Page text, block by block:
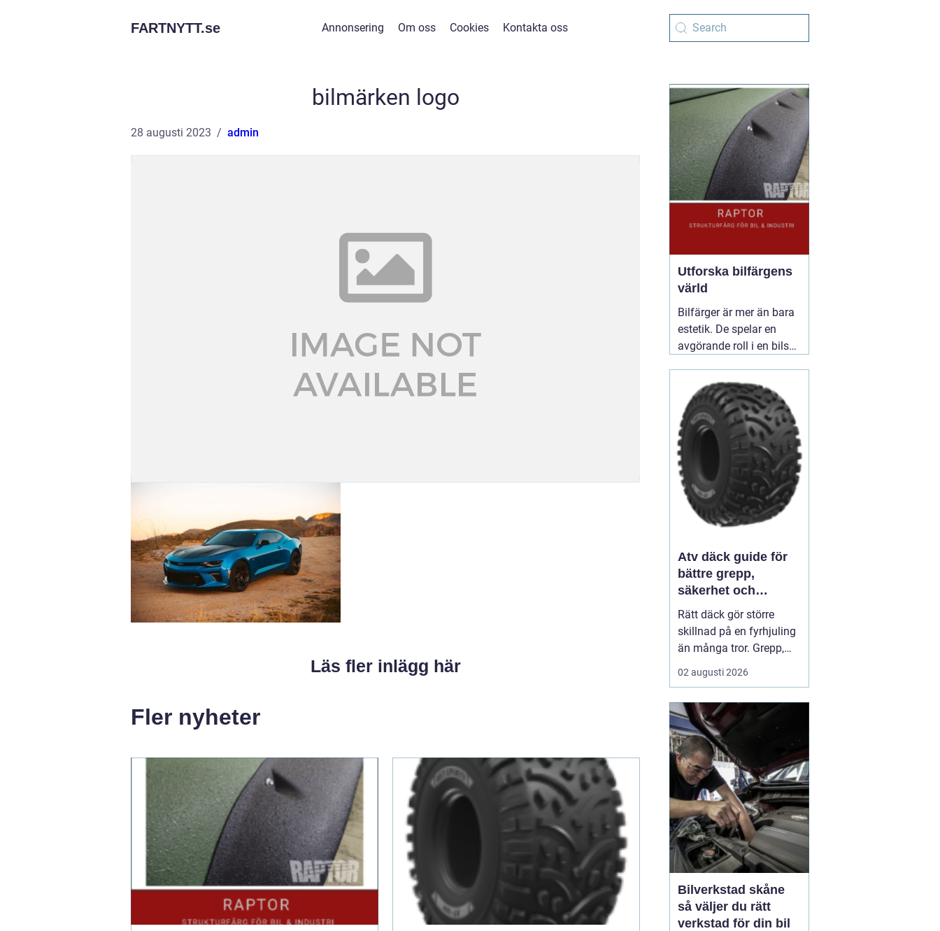
FARTNYTT.se Annonsering Om oss Cookies Kontakta oss
bilmärken logo
28 augusti 2023 admin
Läs fler inlägg här
Fler nyheter
Utforska bilfärgens
värld
Bilfärger är mer än bara
estetik. De spelar en
avgörande roll i en bils
man ser en blank röd
sportbil susa förbi,
väcker den en viss
känsla - spänning,
passion, hastighet.03
augusti 2026
Atv däck guide för
bättre grepp,
säkerhet och
körglädje
Rätt däck gör större
skillnad på en fyrhjuling
än många tror. Grepp,
komfort, stabilitet och
hur snabbt däcken slits
vilket mönster, vilken
dimension och vilket
lufttryck som används.
För arbete på gården, lek
i skogen eller kö...
02 augusti 2026
Bilverkstad skåne
så väljer du rätt
verkstad för din bil